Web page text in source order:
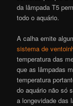
da lâmpada T5
todo o aquário.
A calha emite
sistema de
temperatura das
que as lâmpadas
temperatura
do aquário não só
a longevidade das